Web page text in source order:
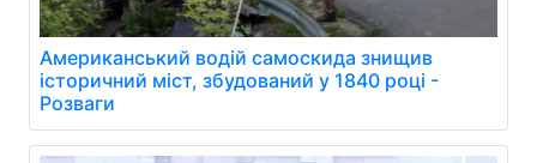
Американський водій самоскида знищив
історичний міст, збудований у 1840 році -
Розваги